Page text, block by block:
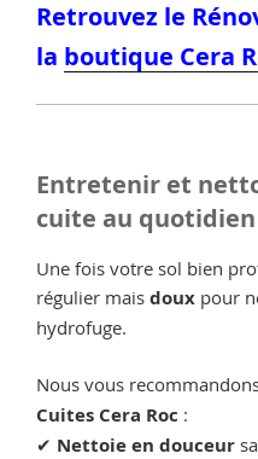
Retrouvez le
la boutique Cera
Entretenir et
cuite au quotidien
Une fois votre sol bien
régulier mais doux pour
hydrofuge.
Nous vous
Cuites Cera Roc :
✔ Nettoie en douceur